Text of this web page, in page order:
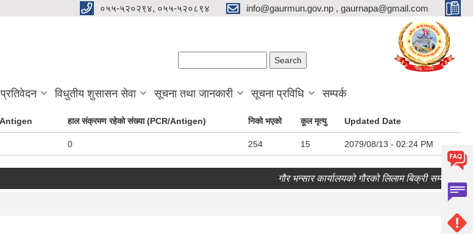
०५५-५२०२९४, ०५५-५२०८९४ info@gaurmun.gov.np , gaurnapa@gmail.com
प्रतिवेदन विधुतीय शुसासन सेवा सूचना तथा जानकारी सूचना प्रविधि सम्पर्क
Antigen हाल संक्रमण रहेको संख्या (PCR/Antigen) निको भएको कूल मृत्यु Updated Date
0 254 15 2079/08/13 - 02:24 PM
गौर भन्सार कार्यालयको गौरको लिलाम बिक्री सम्बन्धी सूचना।